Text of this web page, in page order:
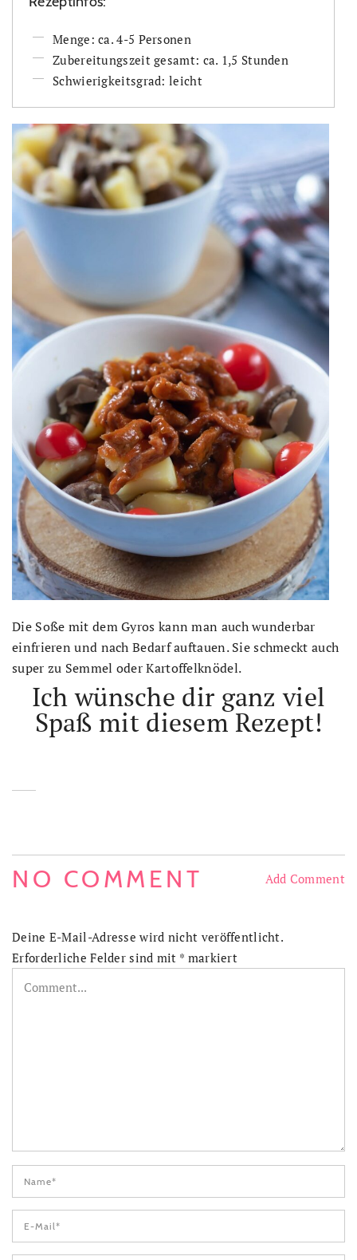
Menge: ca. 4-5 Personen
Zubereitungszeit gesamt: ca. 1,5 Stunden
Schwierigkeitsgrad: leicht
Die Soße mit dem Gyros kann man auch wunderbar
einfrieren und nach Bedarf auftauen. Sie schmeckt auch
super zu Semmel oder Kartoffelknödel.
Ich wünsche dir ganz viel
Spaß mit diesem Rezept!
NO COMMENT Add Comment
Deine E-Mail-Adresse wird nicht veröffentlicht.
Erforderliche Felder sind mit * markiert